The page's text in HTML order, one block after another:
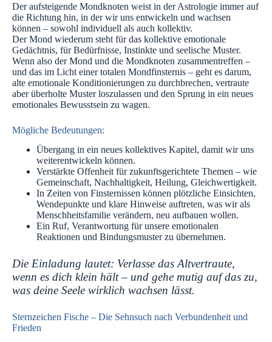
Der aufsteigende Mondknoten weist in der Astrologie immer auf
die Richtung hin, in der wir uns entwickeln und wachsen
können – sowohl individuell als auch kollektiv.
Der Mond wiederum steht für das kollektive emotionale
Gedächtnis, für Bedürfnisse, Instinkte und seelische Muster.
Wenn also der Mond und die Mondknoten zusammentreffen –
und das im Licht einer totalen Mondfinsternis – geht es darum,
alte emotionale Konditionierungen zu durchbrechen, vertraute
aber überholte Muster loszulassen und den Sprung in ein neues
emotionales Bewusstsein zu wagen.
Mögliche Bedeutungen:
Übergang in ein neues kollektives Kapitel, damit wir uns
weiterentwickeln können.
Verstärkte Offenheit für zukunftsgerichtete Themen – wie
Gemeinschaft, Nachhaltigkeit, Heilung, Gleichwertigkeit.
In Zeiten von Finsternissen können plötzliche Einsichten,
Wendepunkte und klare Hinweise auftreten, was wir als
Menschheitsfamilie verändern, neu aufbauen wollen.
Ein Ruf, Verantwortung für unsere emotionalen
Reaktionen und Bindungsmuster zu übernehmen.
Die Einladung lautet: Verlasse das Altvertraute,
wenn es dich klein hält – und gehe mutig auf das zu,
was deine Seele wirklich wachsen lässt.
Sternzeichen Fische – Die Sehnsuch nach Verbundenheit und
Frieden